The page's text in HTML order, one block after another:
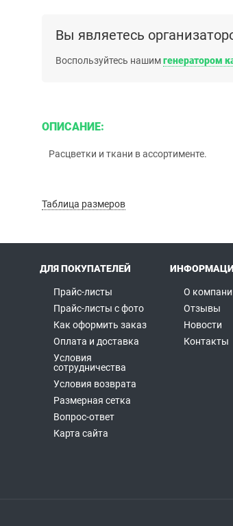
Вы являетесь
Воспользуйтесь нашимгенератором
ОПИСАНИЕ:
Расцветки и ткани в ассортименте.
Таблица размеров
ДЛЯ ПОКУПАТЕЛЕЙ
Прайс-листы
Прайс-листы с фото
Как оформить заказ
Оплата и доставка
Условия
сотрудничества
Условия возврата
Размерная сетка
Вопрос-ответ
Карта сайта
О
Отзывы
Новости
Контакты